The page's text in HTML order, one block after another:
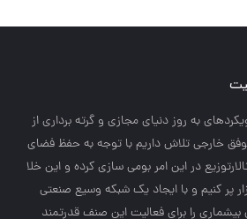
به روز دنياي مجازي و گرته برداري از
خارجي تلاش داريم با توجه به حفظ فضاي
در اين امر بومي سازي كرده و اين خلا
پر كنيم و با ايجاد يك شبكه وسيع صنعتي
بيشماري را براي فعاليت اين صنف قدرتمند